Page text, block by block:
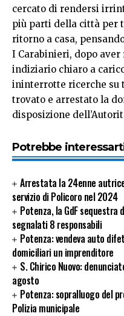
cercato di rendersi
più parti della città per
ritorno a casa,
I Carabinieri, dopo
indiziario chiaro a
ininterrotte ricerche su
trovato e arrestato la
disposizione
Potrebbe
Arrestata la 24enne
servizio di Policoro nel 2024
Potenza, la GdF
segnalati 8 responsabili
Potenza: vendeva auto
domiciliari un imprenditore
S. Chirico Nuovo:
agosto
Potenza: sopralluogo del
Polizia municipale